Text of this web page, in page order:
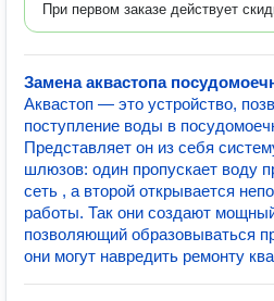
При первом заказе действует
Замена аквастопа
Аквастоп — это устройство,
поступление воды в
Представляет он из себя
шлюзов: один пропускает воду
сеть , а второй открывается
работы. Так они создают
позволяющий образовываться
они могут навредить ремонту